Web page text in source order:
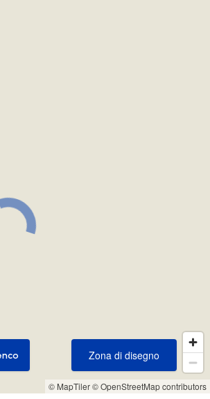
© MapTiler© OpenStreetMap contributors
Zona di disegno
Zona di disegno
l'elenco